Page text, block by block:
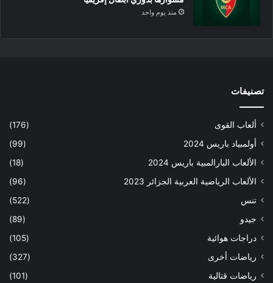
منذ يوم واحد
تصنيفات
ألعاب القوى
(176)
أولمبياد باريس 2024
(99)
الألعاب البارالمبية باريس 2024
(18)
الألعاب الرياضية العربية الجزائر 2023
(96)
تنس
(522)
جيدو
(89)
دراجات هوائية
(105)
رياضات أخرى
(327)
رياضات قتالية
(101)